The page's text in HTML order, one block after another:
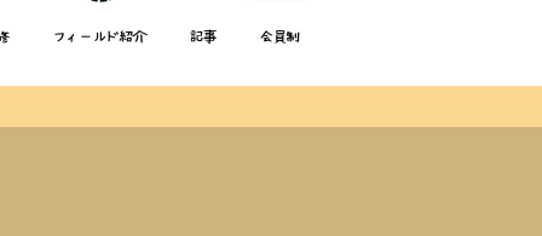
フィールド紹介 記事 会員制